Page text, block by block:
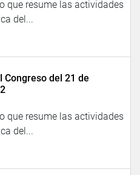
que resume las actividades
del...
del 21 de
que resume las actividades
del...